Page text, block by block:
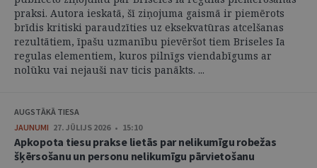
praksi. Autora ieskatā, šī ziņojuma gaismā ir piemērots
brīdis kritiski paraudzīties uz eksekvatūras atcelšanas
rezultātiem, īpašu uzmanību pievēršot tiem Briseles Ia
regulas elementiem, kuros pilnīgs viendabīgums ar
nolūku vai nejauši nav ticis panākts. ...
AUGSTĀKĀ TIESA
JAUNUMI 27. JŪLIJS 2026 • 15:10
Apkopota tiesu prakse lietās par nelikumīgu robežas
šķērsošanu un personu nelikumīgu pārvietošanu